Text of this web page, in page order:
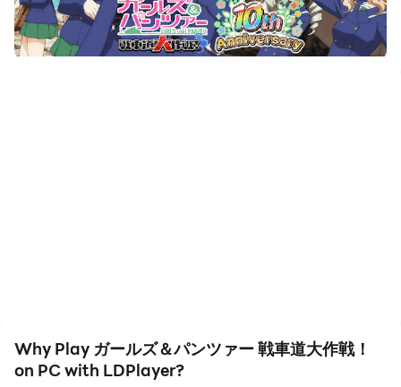
run it on your PC. Enjoy the large screen and high-
definition quality on your PC!
■本格戦車道シミュレーション！
小隊編成が勝敗を分ける！
Why Play ガールズ＆パンツァー 戦車道大作戦！
on PC with LDPlayer?